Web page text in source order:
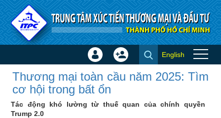
Truy cập nội dung luôn
Thương mại toàn cầu năm
2025: Tìm cơ hội trong bất ổn -
Tin quốc tế
Đăng
Tạo
khoản
English
×
Thương mại toàn cầu năm 2025: Tìm
cơ hội trong bất ổn
Tác động khó lường từ thuế quan của chính quyền
Trump 2.0